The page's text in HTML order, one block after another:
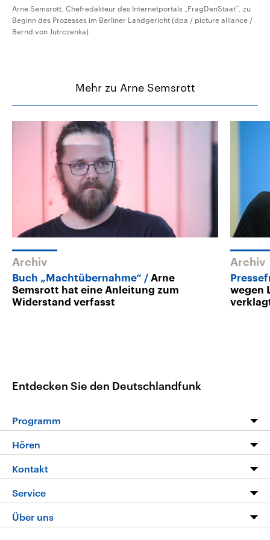
Arne Semsrott, Chefredakteur des Internetportals „FragDenStaat“, zu
Beginn des Prozesses im Berliner Landgericht (dpa / picture alliance /
Bernd von Jutrczenka)
Mehr zu Arne Semsrott
Archiv
Buch „Machtübernahme“
Arne
Semsrott hat eine Anleitung zum
Widerstand verfasst
Archiv
wegen
Entdecken Sie den Deutschlandfunk
Programm
Programm
Die Nachrichten
Nachrichtenleicht
Neue Beiträge auf dlf.de
Hören
Livestream
Podcasts
Deutschlandfunk App
Kontakt
Hörerservice
Service
FAQ
Über uns